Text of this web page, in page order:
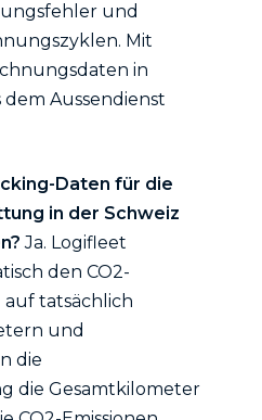
und
Mit
in
Aussendienst
Daten für die
in der Schweiz
Ja. Logifleet
den CO2-
auf tatsächlich
und
die
die Gesamtkilometer